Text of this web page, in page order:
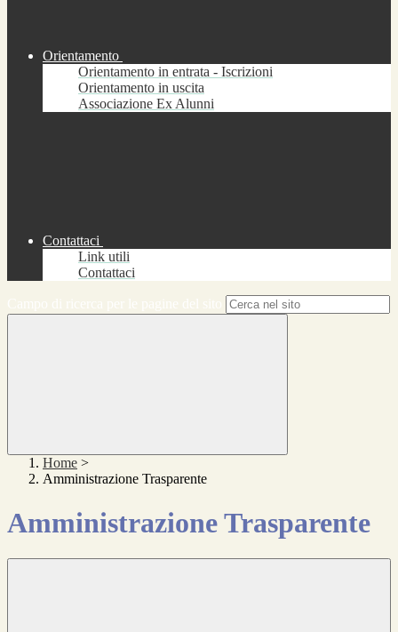
Orientamento
Orientamento in entrata - Iscrizioni
Orientamento in uscita
Associazione Ex Alunni
Contattaci
Link utili
Contattaci
Home >
Amministrazione Trasparente
Amministrazione Trasparente